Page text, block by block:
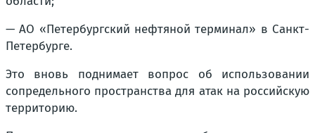
— АО «Петербургский нефтяной терминал» в Санкт-
Петербурге.
Это вновь поднимает вопрос об использовании
сопредельного пространства для атак на российскую
территорию.